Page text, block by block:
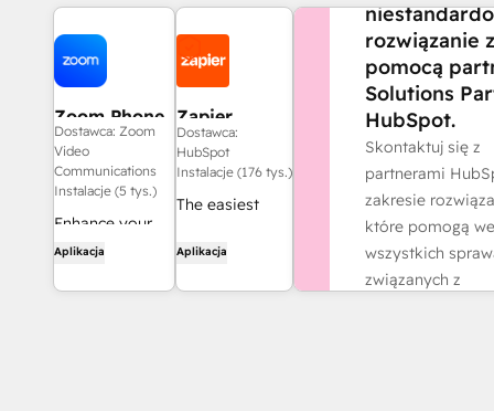
Zoom Phone
for HubSpot
Dostawca: Zoom
Video
Communications
Instalacje (5 tys.)
Enhance your
HubSpot
Aplikacja
Zapier
Dostawca:
HubSpot
Instalacje (176 tys.)
The easiest
automate and
connect
Aplikacja
rozwiązanie z
pomocą
Solutions
HubSpot.
Skontaktuj się z
partnerami
zakresie
które pomogą we
wszystkich
związanych z